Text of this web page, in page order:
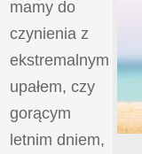
mamy do
czynienia z
ekstremalnym
upałem, czy
gorącym
letnim dniem,